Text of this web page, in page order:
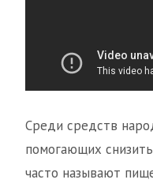
Среди средств
помогающих
часто называют